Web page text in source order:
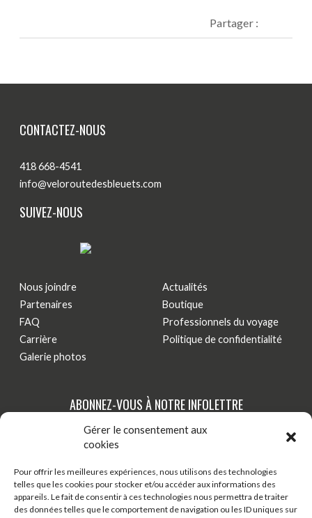
Gérer le consentement aux
cookies
Pour offrir les meilleures expériences, nous utilisons des technologies
telles que les cookies pour stocker et/ou accéder aux informations des
appareils. Le fait de consentir à ces technologies nous permettra de traiter
des données telles que le comportement de navigation ou les ID uniques sur
Partager :
CONTACTEZ-NOUS
418 668-4541
info@veloroutedesbleuets.com
SUIVEZ-NOUS
Nous joindre
Partenaires
FAQ
Carrière
Galerie photos
Actualités
Boutique
Professionnels du voyage
Politique de confidentialité
ABONNEZ-VOUS À NOTRE INFOLETTRE
Tenez-vous au courant de nos dernières actualités,
nouveautés et promotions par courriel!
S'INSCRIRE